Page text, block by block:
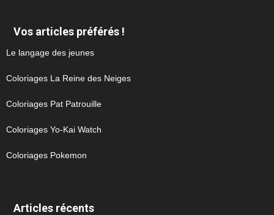
Vos articles préférés !
Le langage des jeunes
Coloriages La Reine des Neiges
Coloriages Pat Patrouille
Coloriages Yo-Kai Watch
Coloriages Pokemon
Articles récents